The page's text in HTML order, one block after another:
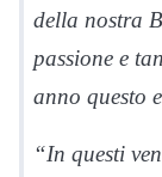
della nostra
passione e
anno questo
“In questi